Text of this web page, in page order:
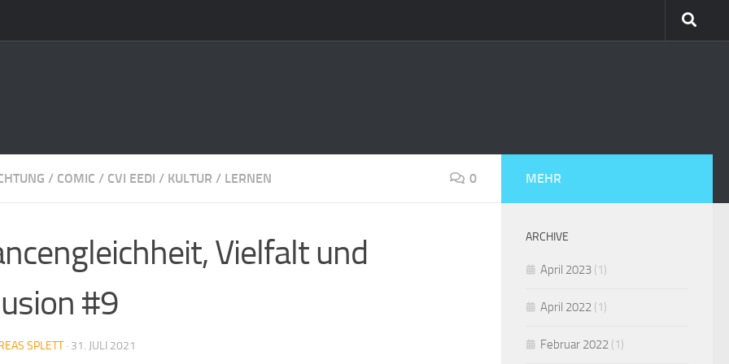
/ COMIC / CVI EEDI / KULTUR / LERNEN 0
Vielfalt und
#9
SPLETT · 31. JULI 2021
MEHR
ARCHIVE
April 2023 (1)
April 2022 (1)
Februar 2022 (1)